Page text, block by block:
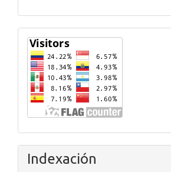
Flagcounter
Indexación